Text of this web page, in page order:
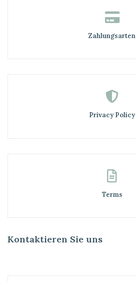
Zahlungsarten
Privacy Policy
Terms
Kontaktieren Sie uns